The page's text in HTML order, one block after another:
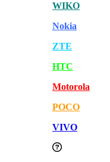
WIKO
Nokia
ZTE
HTC
Motorola
POCO
VIVO